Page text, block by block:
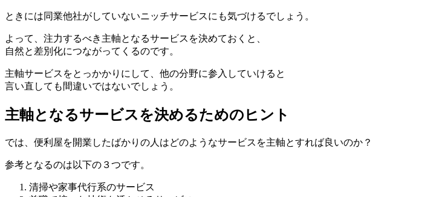
ときには同業他社がしていないニッチサービスにも気づけるでしょう。
よって、注力するべき主軸となるサービスを決めておくと、
自然と差別化につながってくるのです。
主軸サービスをとっかかりにして、他の分野に参入していけると
言い直しても間違いではないでしょう。
主軸となるサービスを決めるためのヒント
では、便利屋を開業したばかりの人はどのようなサービスを主軸とすれば良いのか？
参考となるのは以下の３つです。
清掃や家事代行系のサービス